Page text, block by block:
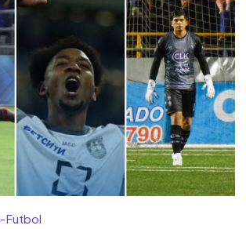
-Futbol